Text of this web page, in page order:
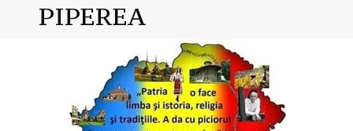
PIPEREA